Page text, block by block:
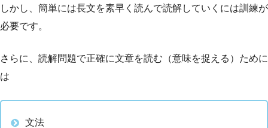
しかし、簡単には長文を素早く読んで読解していくには訓練が
必要です。
さらに、読解問題で正確に文章を読む（意味を捉える）ために
は
文法